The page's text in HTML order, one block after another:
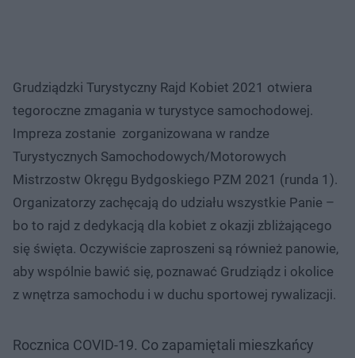
Grudziądzki Turystyczny Rajd Kobiet 2021 otwiera
tegoroczne zmagania w turystyce samochodowej.
Impreza zostanie zorganizowana w randze
Turystycznych Samochodowych/Motorowych
Mistrzostw Okręgu Bydgoskiego PZM 2021 (runda 1).
Organizatorzy zachęcają do udziału wszystkie Panie –
bo to rajd z dedykacją dla kobiet z okazji zbliżającego
się święta. Oczywiście zaproszeni są również panowie,
aby wspólnie bawić się, poznawać Grudziądz i okolice
z wnętrza samochodu i w duchu sportowej rywalizacji.
Rocznica COVID-19. Co zapamiętali mieszkańcy